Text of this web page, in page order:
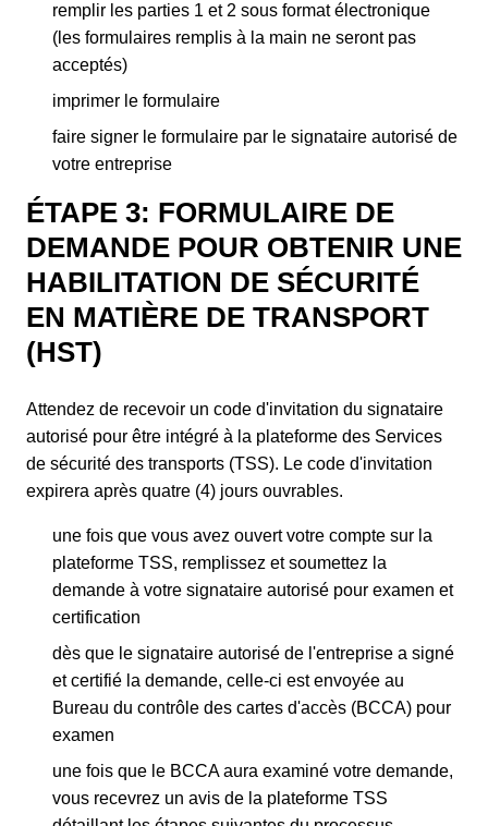
remplir les parties 1 et 2 sous format électronique
(les formulaires remplis à la main ne seront pas
acceptés)
imprimer le formulaire
faire signer le formulaire par le signataire autorisé de
votre entreprise
ÉTAPE 3: FORMULAIRE DE
DEMANDE POUR OBTENIR UNE
HABILITATION DE SÉCURITÉ
EN MATIÈRE DE TRANSPORT
(HST)
Attendez de recevoir un code d'invitation du signataire
autorisé pour être intégré à la plateforme des Services
de sécurité des transports (TSS). Le code d'invitation
expirera après quatre (4) jours ouvrables.
une fois que vous avez ouvert votre compte sur la
plateforme TSS, remplissez et soumettez la
demande à votre signataire autorisé pour examen et
certification
dès que le signataire autorisé de l'entreprise a signé
et certifié la demande, celle-ci est envoyée au
Bureau du contrôle des cartes d'accès (BCCA) pour
examen
une fois que le BCCA aura examiné votre demande,
vous recevrez un avis de la plateforme TSS